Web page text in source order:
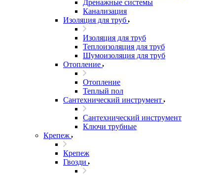
Дренажные системы
Канализация
Изоляция для труб
Изоляция для труб
Теплоизоляция для труб
Шумоизоляция для труб
Отопление
Отопление
Теплый пол
Сантехнический инструмент
Сантехнический инструмент
Ключи трубные
Крепеж
Крепеж
Гвозди